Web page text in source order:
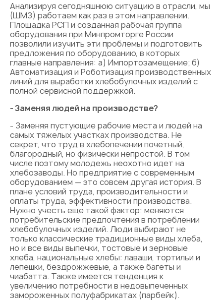
Анализируя сегодняшнюю ситуацию в отрасли, мы
(ШМЗ) работаем как раз в этом направлении.
Площадка РСП и созданная рабочая группа
оборудования при Минпромторге России
позволили изучить эти проблемы и подготовить
предложения по оборудованию, в которых
главные направления: а) Импортозамещение; б)
Автоматизация и Роботизация производственных
линий для выработки хлебобулочных изделий с
полной сервисной поддержкой.
- Заменяя людей на производстве?
- Заменяя пустующие рабочие места и людей на
самых тяжелых участках производства. Не
секрет, что труд в хлебопечении почетный,
благородный, но физически непростой. В том
числе поэтому молодежь неохотно идет на
хлебозаводы. Но предприятие с современным
оборудованием — это совсем другая история. В
плане условий труда, производительности и
оплаты труда, эффективности производства.
Нужно учесть еще такой фактор: меняются
потребительские предпочтения в потреблении
хлебобулочных изделий. Люди выбирают не
только классические традиционные виды хлеба,
но и все виды выпечки, тостовые и зерновые
хлеба, национальные хлебы: лаваши, тортильи и
лепешки, бездрожжевые, а также багеты и
чиабатта. Также имеется тенденция к
увеличению потребности в недовыпеченных
замороженных полуфабрикатах (парбейк).